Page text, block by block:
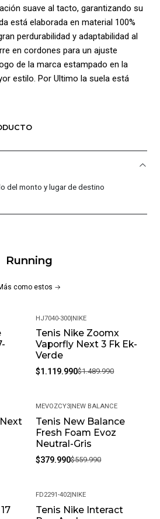
suave al tacto, garantizando su
está elaborada en material 100%
perdurabilidad y adaptabilidad al
en cordones para un ajuste
de la marca estampado en la
estilo. Por Ultimo la suela está
Caucho con grabado de tracción
del monto y lugar de destino
Running
como estos
-25%
HJ7040-300|NIKE
Tenis Nike Zoomx
Vaporfly Next 3 Fk Ek-
Verde
$1.119.990$1.489.990
-32%
MEVOZCY3 NEW BALANCE
Tenis New Balance
Fresh Foam Evoz
Neutral-Gris
$379.990$559.990
-20%
FD2291-402| NIKE
Tenis Nike Interact